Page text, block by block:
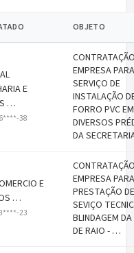
OBJETO
E
…
38
EMPRESA PARA
SERVIÇO DE
INSTALAÇÃO
FORRO PVC EM
DIVERSOS
DA
E
…
23
EMPRESA PARA
PRESTAÇÃO DE
SEVIÇO
BLINDAGEM
DE RAIO - …